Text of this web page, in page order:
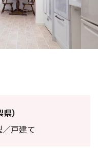
）
戸建て